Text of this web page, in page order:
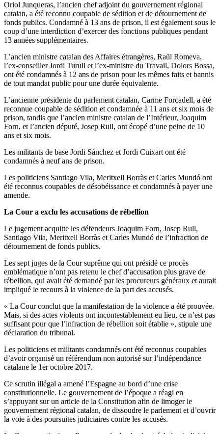
Oriol Junqueras, l’ancien chef adjoint du gouvernement régional
catalan, a été reconnu coupable de sédition et de détournement de
fonds publics. Condamné à 13 ans de prison, il est également sous le
coup d’une interdiction d’exercer des fonctions publiques pendant
13 années supplémentaires.
L’ancien ministre catalan des Affaires étrangères, Raül Romeva,
l’ex-conseiller Jordi Turull et l’ex-ministre du Travail, Dolors Bossa,
ont été condamnés à 12 ans de prison pour les mêmes faits et bannis
de tout mandat public pour une durée équivalente.
L’ancienne présidente du parlement catalan, Carme Forcadell, a été
reconnue coupable de sédition et condamnée à 11 ans et six mois de
prison, tandis que l’ancien ministre catalan de l’Intérieur, Joaquim
Forn, et l’ancien député, Josep Rull, ont écopé d’une peine de 10
ans et six mois.
Les militants de base Jordi Sánchez et Jordi Cuixart ont été
condamnés à neuf ans de prison.
Les politiciens Santiago Vila, Meritxell Borràs et Carles Mundó ont
été reconnus coupables de désobéissance et condamnés à payer une
amende.
La Cour a exclu les accusations de rébellion
Le jugement acquitte les défendeurs Joaquim Forn, Josep Rull,
Santiago Vila, Meritxell Borràs et Carles Mundó de l’infraction de
détournement de fonds publics.
Les sept juges de la Cour suprême qui ont présidé ce procès
emblématique n’ont pas retenu le chef d’accusation plus grave de
rébellion, qui avait été demandé par les procureurs généraux et aurait
impliqué le recours à la violence de la part des accusés.
« La Cour conclut que la manifestation de la violence a été prouvée.
Mais, si des actes violents ont incontestablement eu lieu, ce n’est pas
suffisant pour que l’infraction de rébellion soit établie », stipule une
déclaration du tribunal.
Les politiciens et militants condamnés ont été reconnus coupables
d’avoir organisé un référendum non autorisé sur l’indépendance
catalane le 1er octobre 2017.
Ce scrutin illégal a amené l’Espagne au bord d’une crise
constitutionnelle. Le gouvernement de l’époque a réagi en
s’appuyant sur un article de la Constitution afin de limoger le
gouvernement régional catalan, de dissoudre le parlement et d’ouvrir
la voie à des poursuites judiciaires contre les accusés.